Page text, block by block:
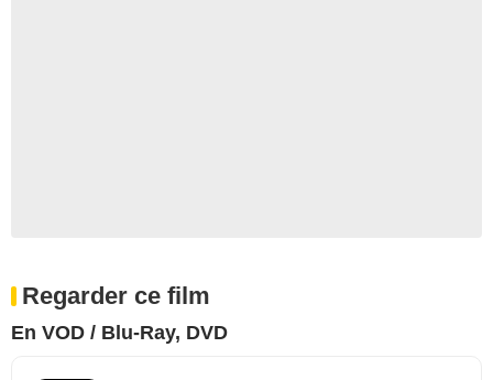
Regarder ce film
En VOD / Blu-Ray, DVD